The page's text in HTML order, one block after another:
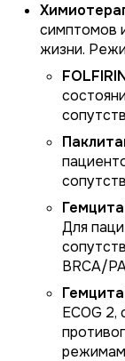
симптомов
жизни.
Для
BRCA/
ECOG